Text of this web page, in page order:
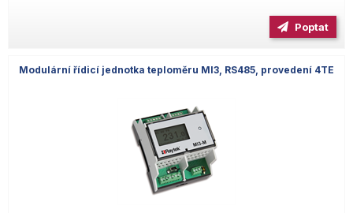
Poptat
Modulární řídicí jednotka teploměru MI3, RS485, provedení 4TE